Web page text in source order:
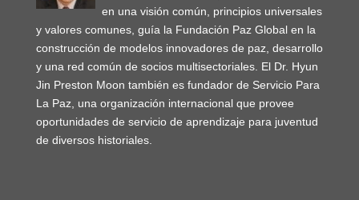
en una visión común, principios universales
y valores comunes, guía la Fundación Paz Global en la
construcción de modelos innovadores de paz, desarrollo
y una red común de socios multisectoriales. El Dr. Hyun
Jin Preston Moon también es fundador de Servicio Para
La Paz, una organización internacional que provee
oportunidades de servicio de aprendizaje para juventud
de diversos historiales.